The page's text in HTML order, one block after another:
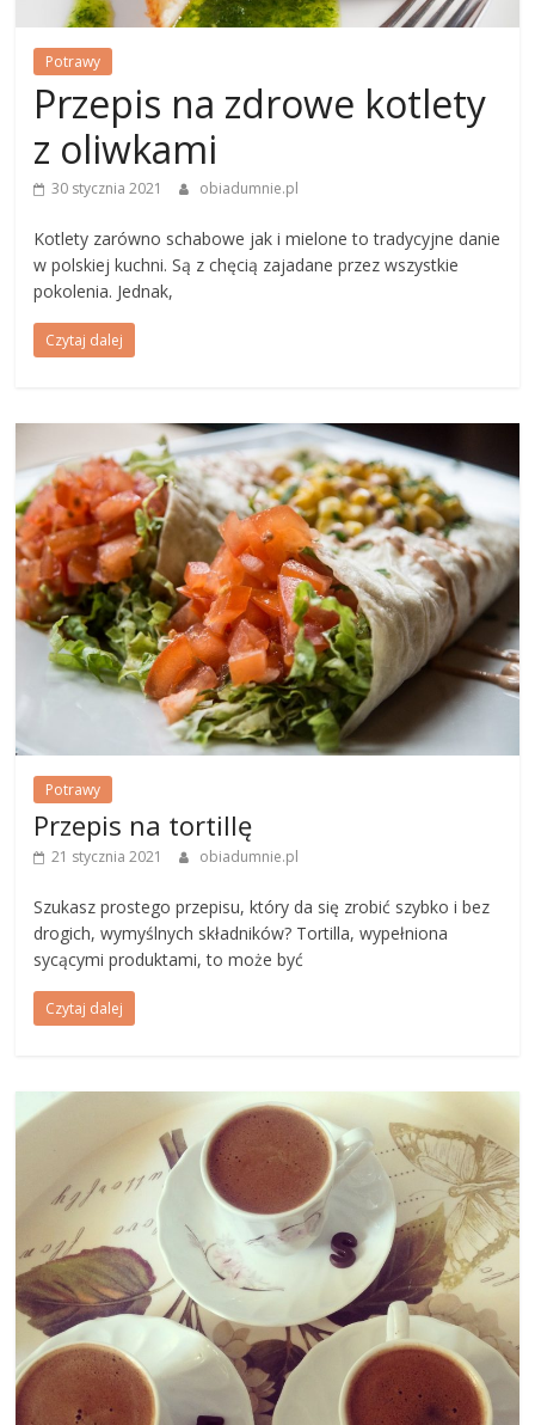
Potrawy
Przepis na zdrowe kotlety
z oliwkami
30 stycznia 2021 obiadumnie.pl
Kotlety zarówno schabowe jak i mielone to tradycyjne danie
w polskiej kuchni. Są z chęcią zajadane przez wszystkie
pokolenia. Jednak,
Czytaj dalej
Potrawy
Przepis na tortillę
21 stycznia 2021 obiadumnie.pl
Szukasz prostego przepisu, który da się zrobić szybko i bez
drogich, wymyślnych składników? Tortilla, wypełniona
sycącymi produktami, to może być
Czytaj dalej